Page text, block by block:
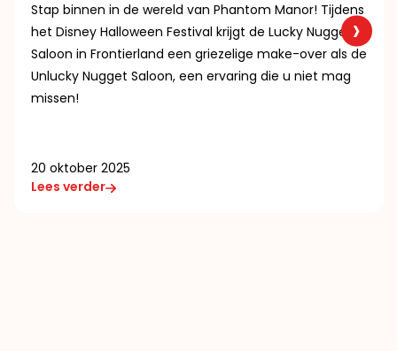
Stap binnen in de wereld van Phantom Manor! Tijdens
het Disney Halloween Festival krijgt de Lucky Nugget
Saloon in Frontierland een griezelige make-over als de
Unlucky Nugget Saloon, een ervaring die u niet mag
missen!
20 oktober 2025
Lees verder
›